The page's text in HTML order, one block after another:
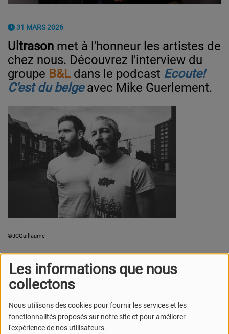
Les informations que nous
collectons
Nous utilisons des cookies pour fournir les services et les
fonctionnalités proposés sur notre site et pour améliorer
l'expérience de nos utilisateurs.
31 MARS 2026
Ultrason met à l'honneur les artistes de
chez nous. Découvrez l'interview du
groupe B&L dans le podcast Ecoute!
C'est du belge avec Mike Guerlement.
©JCGuillaume
alchimie immédiate,B&Lest un duo instrumental
alliant riffs explosifs et sonorités aériennes. BeL
l'intensité et l'énergie brute du live. Leur musique
repose sur un mur de guitare frappant et une